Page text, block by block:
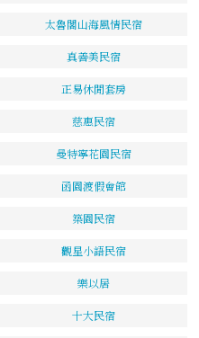
太魯閣山海風情民宿
真善美民宿
正易休閒套房
慈惠民宿
曼特寧花園民宿
函園渡假會館
築園民宿
觀星小語民宿
樂以居
十大民宿